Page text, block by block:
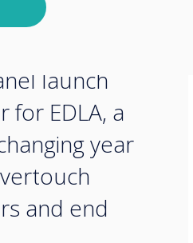
innovation.
launch
for EDLA, a
year
and end